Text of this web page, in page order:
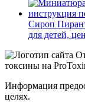
Сироп
для детей,
Информация
целях.